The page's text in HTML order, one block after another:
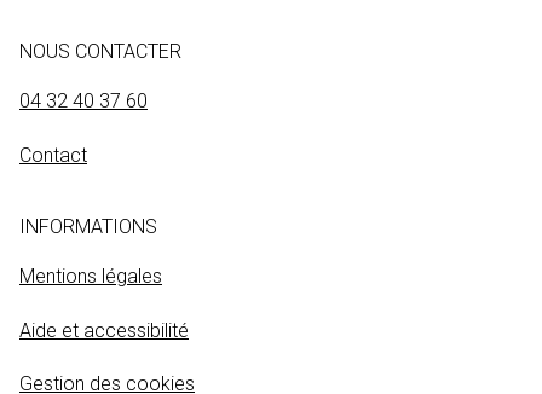
NOUS CONTACTER
04 32 40 37 60
Contact
INFORMATIONS
Mentions légales
Aide et accessibilité
Gestion des cookies